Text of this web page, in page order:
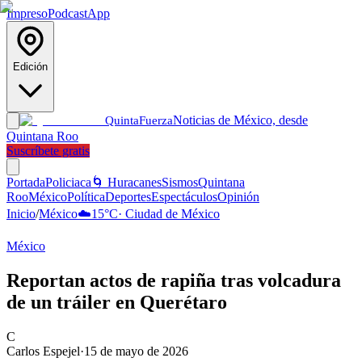
ImpresoPodcastApp
Edición
QuintaFuerzaNoticias de México, desde
Quintana Roo
Suscríbete gratis
PortadaPoliciaca 🌀 HuracanesSismosQuintana
RooMéxicoPolíticaDeportesEspectáculosOpinión
Inicio/México☁️15°C· Ciudad de México
México
Reportan actos de rapiña tras volcadura
de un tráiler en Querétaro
C
Carlos Espejel·15 de mayo de 2026